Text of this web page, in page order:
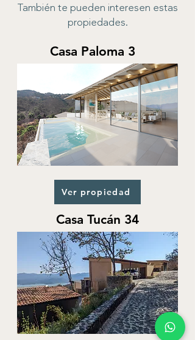
También te pueden interesen estas
propiedades.
Casa Paloma 3
Ver propiedad
Casa Tucán 34